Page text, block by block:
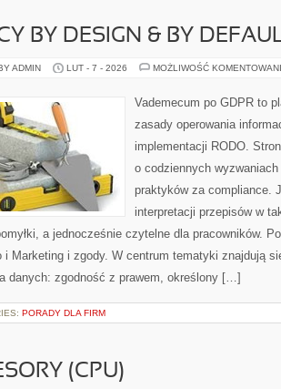
BY DESIGN & BY
ADMIN LUT - 7 - 2026 MOŻLIWOŚĆ
Vademecum po GDPR to
zasady operowania
implementacji RODO.
o codziennych
praktyków za compliance.
interpretacji przepisów w
a jednocześnie czytelne dla pracowników.
i Marketing i zgody. W centrum tematyki znajdują
danych: zgodność z prawem, określony […]
PORADY DLA FIRM
(CPU)